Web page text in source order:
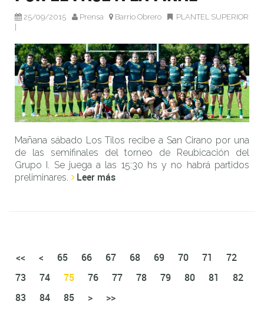
25/09/2015 Prensa Barrio Obrero
PLANTEL SUPERIOR
Mañana sábado Los Tilos recibe a San Cirano por una
de las semifinales del torneo de Reubicación del
Grupo I. Se juega a las 15:30 hs y no habrá partidos
preliminares.
Leer más
<< < 65 66 67 68 69 70 71
72
73
74 75 76 77 78 79 80 81
82
83
84 85 > >>